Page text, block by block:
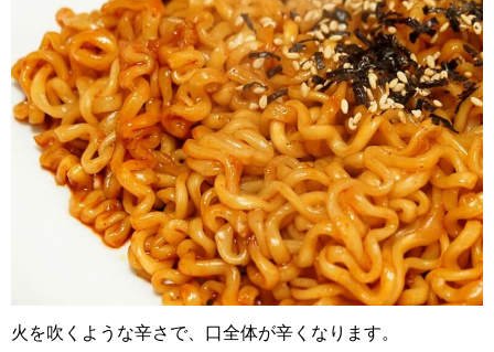
火を吹くような辛さで、口全体が辛くなります。